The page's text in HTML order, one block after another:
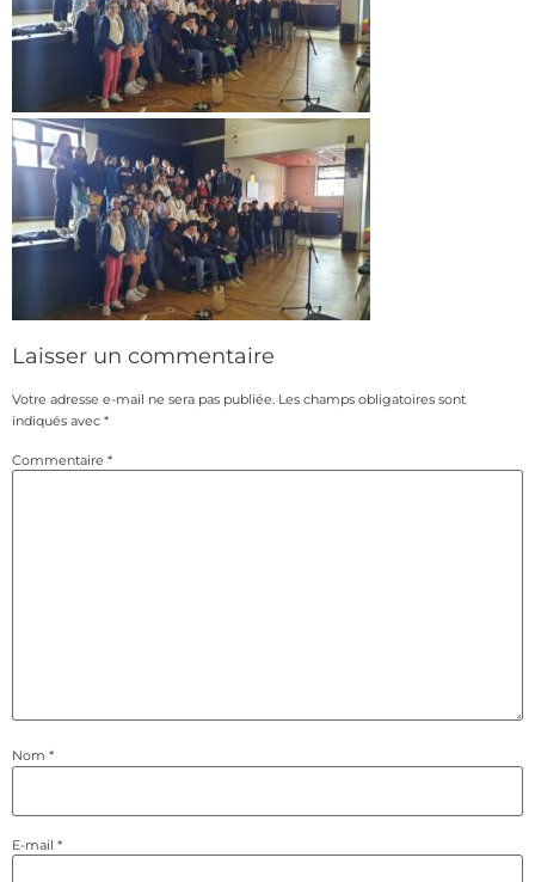
Laisser un commentaire
Votre adresse e-mail ne sera pas publiée. Les champs obligatoires sont
indiqués avec *
Commentaire *
Nom *
E-mail *